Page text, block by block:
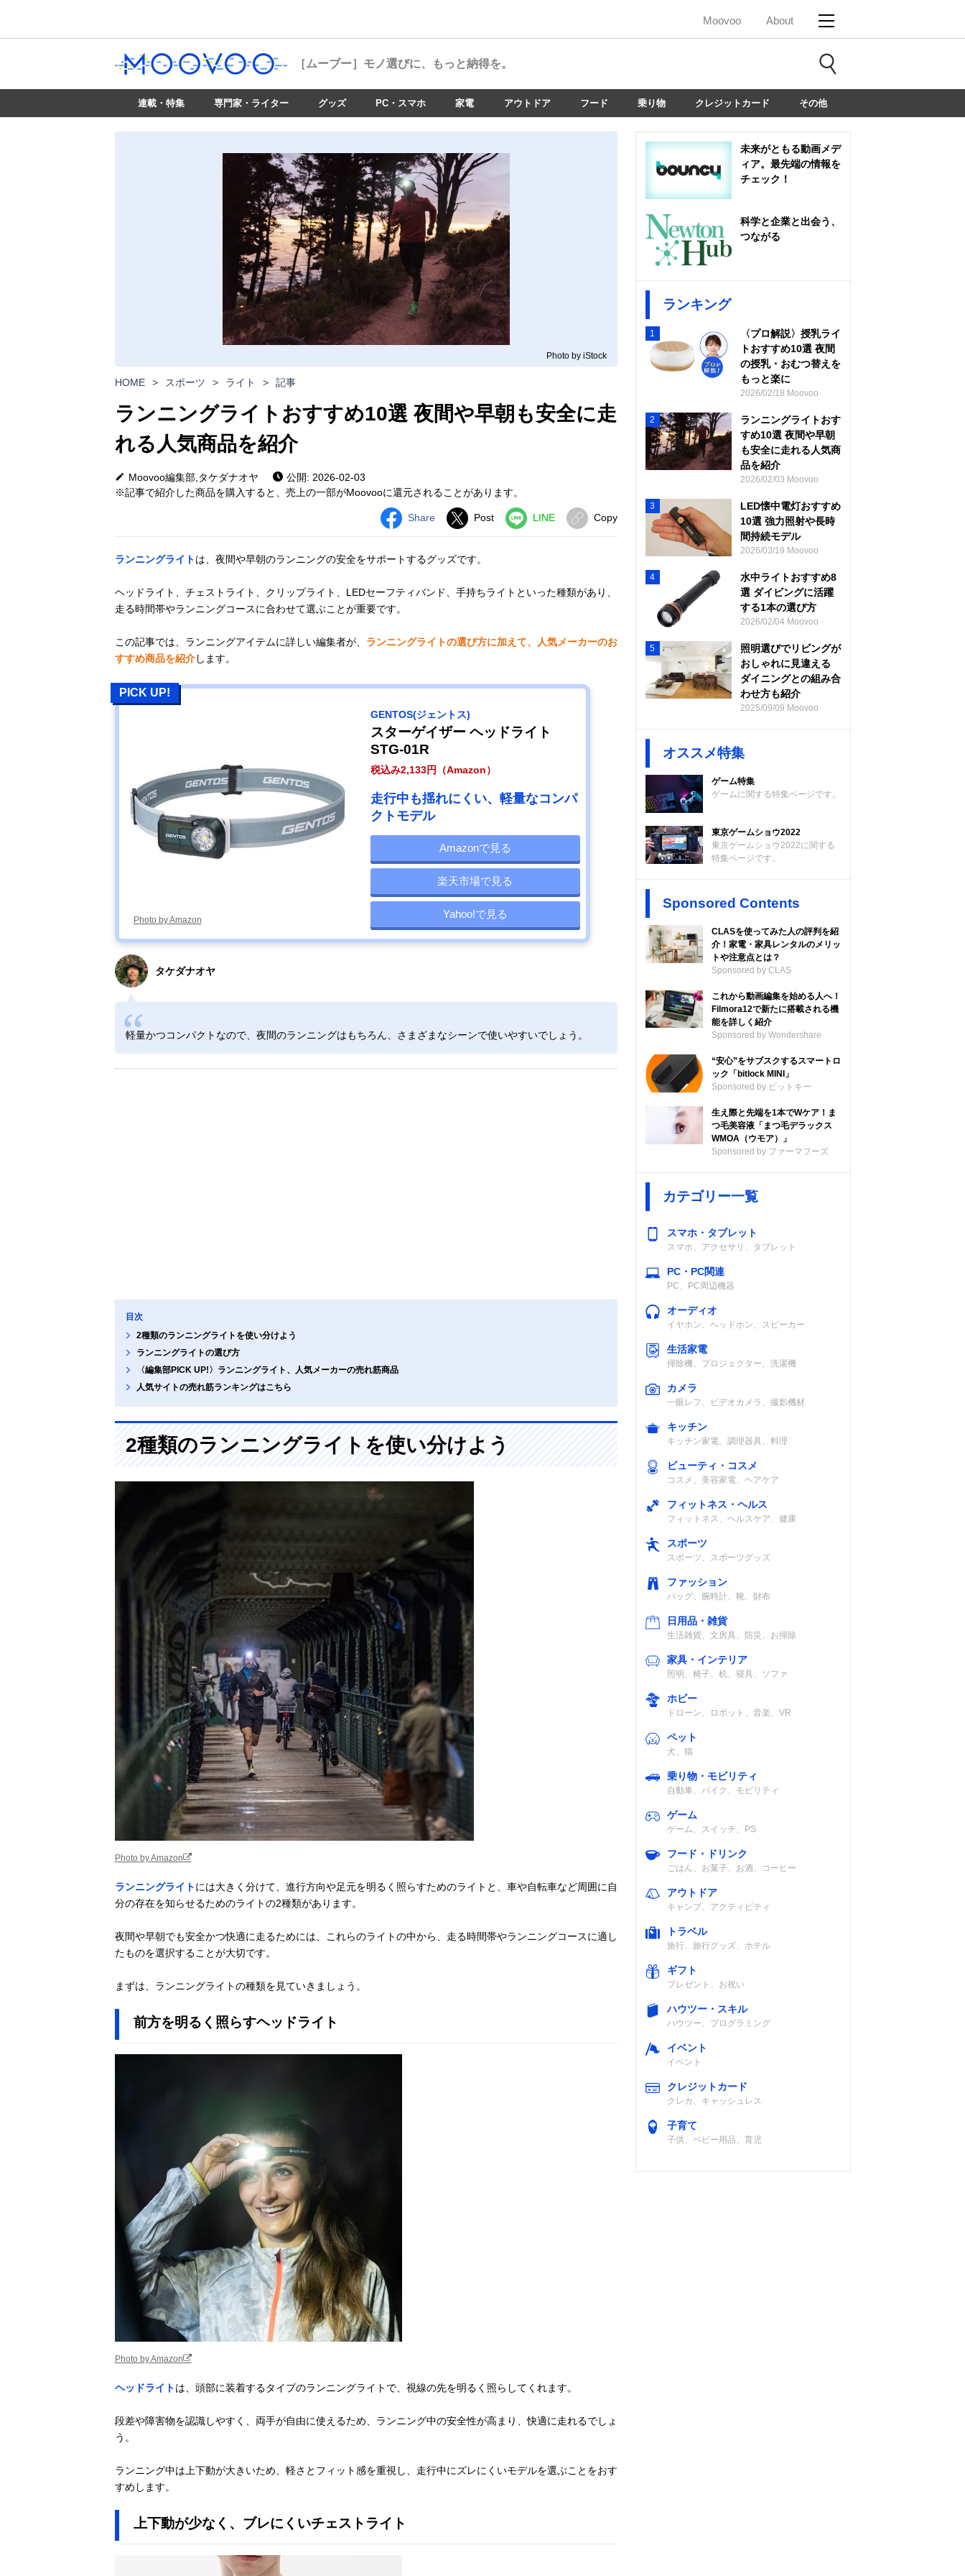
Moovoo About
［ムーブー］ モノ選びに、もっと納得を。
連載・特集 専門家・ライター グッズ PC・スマホ 家電 アウトドア フード 乗り物 クレジットカード その他
Photo by iStock
HOME > スポーツ > ライト > 記事
ランニングライトおすすめ10選 夜間や早朝も安全に走
れる人気商品を紹介
Moovoo編集部,タケダナオヤ
公開: 2026-02-03
※記事で紹介した商品を購入すると、売上の一部がMoovooに還元されることがあります。
Share Post LINE Copy
ランニングライトは、夜間や早朝のランニングの安全をサポートするグッズです。
ヘッドライト、チェストライト、クリップライト、LEDセーフティバンド、手持ちライトといった種類があり、
走る時間帯やランニングコースに合わせて選ぶことが重要です。
この記事では、ランニングアイテムに詳しい編集者が、 ランニングライトの選び方に加えて、人気メーカーのお
すすめ商品を紹介します。
PICK UP!
Photo by Amazon
GENTOS(ジェントス)
スターゲイザー ヘッドライト
STG-01R
税込み2,133円（Amazon）
走行中も揺れにくい、軽量なコンパ
クトモデル
Amazonで見る
楽天市場で見る
Yahoo!で見る
タケダナオヤ
軽量かつコンパクトなので、夜間のランニングはもちろん、さまざまなシーンで使いやすいでしょう。
目次
2種類のランニングライトを使い分けよう
ランニングライトの選び方
〈編集部PICK UP!〉ランニングライト、人気メーカーの売れ筋商品
人気サイトの売れ筋ランキングはこちら
2種類のランニングライトを使い分けよう
Photo by Amazon
ランニングライトには大きく分けて、進行方向や足元を明るく照らすためのライトと、車や自転車など周囲に自
分の存在を知らせるためのライトの2種類があります。
夜間や早朝でも安全かつ快適に走るためには、これらのライトの中から、走る時間帯やランニングコースに適し
たものを選択することが大切です。
まずは、ランニングライトの種類を見ていきましょう。
前方を明るく照らすヘッドライト
Photo by Amazon
ヘッドライトは、頭部に装着するタイプのランニングライトで、視線の先を明るく照らしてくれます。
段差や障害物を認識しやすく、両手が自由に使えるため、ランニング中の安全性が高まり、快適に走れるでしょ
う。
ランニング中は上下動が大きいため、軽さとフィット感を重視し、走行中にズレにくいモデルを選ぶことをおす
すめします。
上下動が少なく、ブレにくいチェストライト
未来がともる動画メデ
ィア。最先端の情報を
チェック！
科学と企業と出会う、
つながる
ランキング
1
〈プロ解説〉授乳ライ
トおすすめ10選 夜間
の授乳・おむつ替えを
もっと楽に
2026/02/18 Moovoo
2
ランニングライトおす
すめ10選 夜間や早朝
も安全に走れる人気商
品を紹介
2026/02/03 Moovoo
3
LED懐中電灯おすすめ
10選 強力照射や長時
間持続モデル
2026/03/19 Moovoo
4
水中ライトおすすめ8
選 ダイビングに活躍
する1本の選び方
2026/02/04 Moovoo
5
照明選びでリビングが
おしゃれに見違える
ダイニングとの組み合
わせ方も紹介
2025/09/09 Moovoo
オススメ特集
ゲーム特集
ゲームに関する特集ページです。
東京ゲームショウ2022
東京ゲームショウ2022に関する
特集ページです。
Sponsored Contents
CLASを使ってみた人の評判を紹
介！家電・家具レンタルのメリッ
トや注意点とは？
Sponsored by CLAS
これから動画編集を始める人へ！
Filmora12で新たに搭載される機
能を詳しく紹介
Sponsored by Wondershare
“安心”をサブスクするスマートロ
ック「bitlock MINI」
Sponsored by ビットキー
生え際と先端を1本でWケア！ま
つ毛美容液「まつ毛デラックス
WMOA（ウモア）」
Sponsored by ファーマフーズ
カテゴリー一覧
スマホ・タブレット
スマホ、アクセサリ、タブレット
PC・PC関連
PC、PC周辺機器
オーディオ
イヤホン、ヘッドホン、スピーカー
生活家電
掃除機、プロジェクター、洗濯機
カメラ
一眼レフ、ビデオカメラ、撮影機材
キッチン
キッチン家電、調理器具、料理
ビューティ・コスメ
コスメ、美容家電、ヘアケア
フィットネス・ヘルス
フィットネス、ヘルスケア、健康
スポーツ
スポーツ、スポーツグッズ
ファッション
バッグ、腕時計、靴、財布
日用品・雑貨
生活雑貨、文房具、防災、お掃除
家具・インテリア
照明、椅子、机、寝具、ソファ
ホビー
ドローン、ロボット、音楽、VR
ペット
犬、猫
乗り物・モビリティ
自動車、バイク、モビリティ
ゲーム
ゲーム、スイッチ、PS
フード・ドリンク
ごはん、お菓子、お酒、コーヒー
アウトドア
キャンプ、アクティビティ
トラベル
旅行、旅行グッズ、ホテル
ギフト
プレゼント、お祝い
ハウツー・スキル
ハウツー、プログラミング
イベント
イベント
クレジットカード
クレカ、キャッシュレス
子育て
子供、ベビー用品、育児